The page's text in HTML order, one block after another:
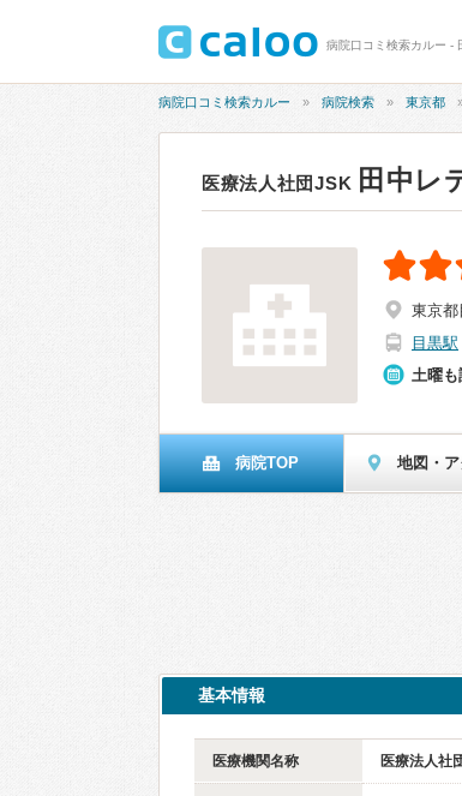
病院口コミ検索カルー -
病院口コミ検索カルー 病院検索 東京都
医療法人社団JSK 田中レ
東京都
目黒駅
土曜も
病院TOP 地図・
基本情報
医療機関名称 医療法人社